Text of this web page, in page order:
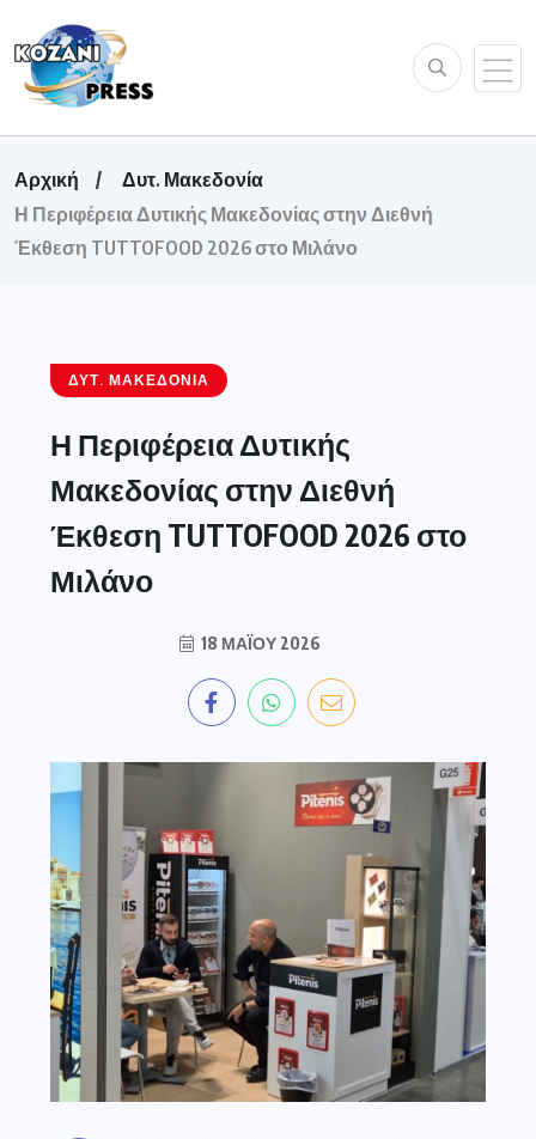
Αρχική
Δυτ. Μακεδονία
Η Περιφέρεια Δυτικής Μακεδονίας στην Διεθνή
Έκθεση TUTTOFOOD 2026 στο Μιλάνο
ΔΥΤ. ΜΑΚΕΔΟΝΊΑ
Η Περιφέρεια Δυτικής
Μακεδονίας στην Διεθνή
Έκθεση TUTTOFOOD 2026 στο
Μιλάνο
18 ΜΑΪ́ΟΥ 2026